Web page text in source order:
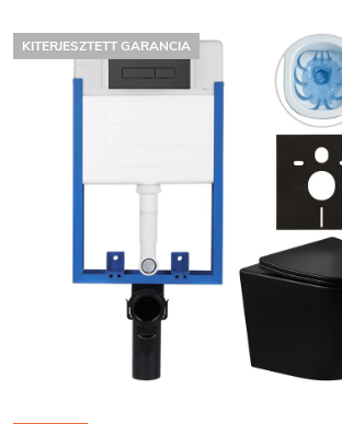
KITERJESZTETT GARANCIA